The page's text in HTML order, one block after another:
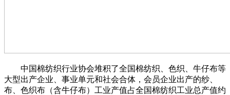
中国棉纺织行业协会堆积了全国棉纺织、色织、牛仔布等
大型出产企业、事业单元和社会合体，会员企业出产的纱、
布、色织布（含牛仔布）工业产值占全国棉纺织工业总产值约